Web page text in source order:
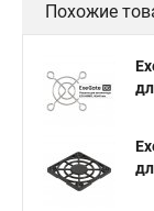
Похожие